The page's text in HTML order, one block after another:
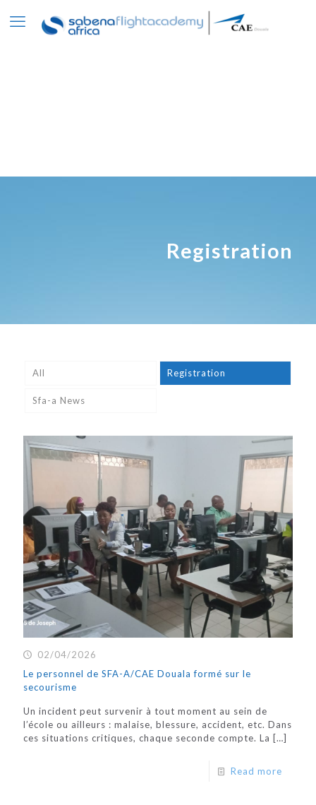
Registration
All Registration
Sfa-a News
02/04/2026
Le personnel de SFA-A/CAE Douala formé sur le
secourisme
Un incident peut survenir à tout moment au sein de
l’école ou ailleurs : malaise, blessure, accident, etc. Dans
ces situations critiques, chaque seconde compte. La […]
Read more